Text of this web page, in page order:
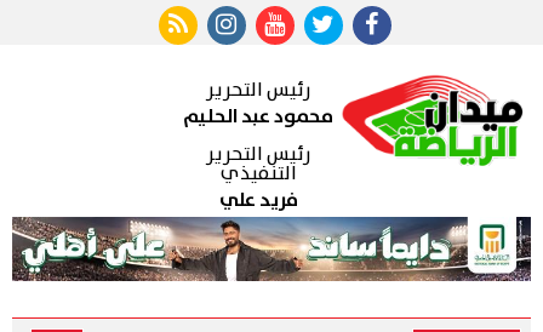
رئيس التحرير
محمود عبد الحليم
رئيس التحرير
التنفيذي
فريد علي